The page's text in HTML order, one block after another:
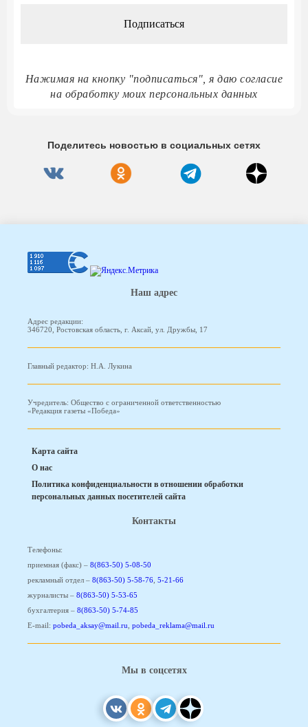
Нажимая на кнопку "подписаться", я даю согласие
на обработку моих персональных данных
Поделитесь новостью в социальных сетях
Наш адрес
Адрес редакции:
346720, Ростовская область, г. Аксай, ул. Дружбы, 17
Главный редактор: Н.А. Лукина
Учредитель: Общество с ограниченной ответственностью
«Редакция газеты «Победа»
Карта сайта
О нас
Политика конфиденциальности в отношении обработки
персональных данных посетителей сайта
Контакты
Телефоны:
приемная (факс) – 8(863-50) 5-08-50
рекламный отдел – 8(863-50) 5-58-76, 5-21-66
журналисты – 8(863-50) 5-53-65
бухгалтерия – 8(863-50) 5-74-85
E-mail: pobeda_aksay@mail.ru, pobeda_reklama@mail.ru
Мы в соцсетях